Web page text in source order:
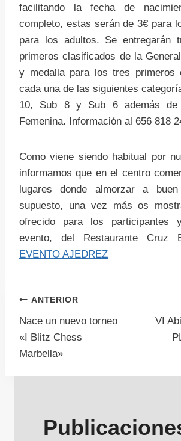
facilitando la fecha de
completo, estas serán de 3€ para
para los adultos. Se entregarán
primeros clasificados de la
y medalla para los tres primeros
cada una de las siguientes
10, Sub 8 y Sub 6 además de
Femenina. Información al 656 818
Como viene siendo habitual por
informamos que en el centro
lugares donde almorzar a
supuesto, una vez más os
ofrecido para los participantes
evento, del Restaurante Cruz
EVENTO AJEDREZ
Navegación
de
entradas
ANTERIOR
Nace un nuevo torneo
«I Blitz Chess
Marbella»
VI